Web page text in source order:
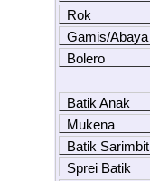
Rok
Gamis/Abaya
Bolero
Batik Anak
Mukena
Batik Sarimbit
Sprei Batik